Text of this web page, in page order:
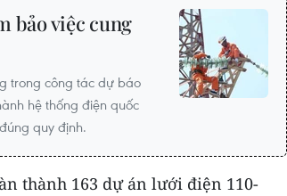
bảo việc cung
trong công tác dự báo
hệ thống điện quốc
quy định.
thành 163 dự án lưới điện 110-